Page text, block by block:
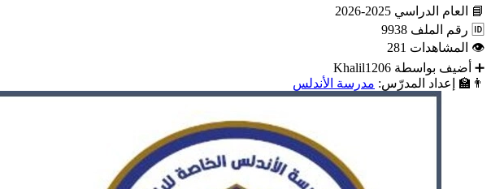
📘 العام الدراسي 2025-2026
🆔 رقم الملف 9938
👁 المشاهدات 281
➕ أضيف بواسطة Khalil1206
👨‍🏫
إعداد المدرّس: مدرسة الأندلس